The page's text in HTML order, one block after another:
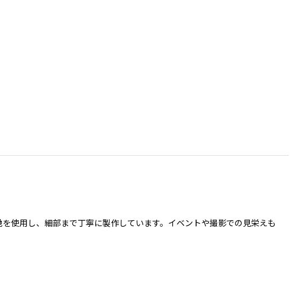
用し、細部まで丁寧に製作しています。イベントや撮影での見栄えも